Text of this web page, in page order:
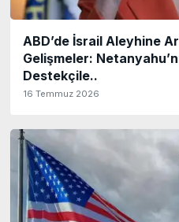
ABD’de İsrail Aleyhine
Gelişmeler:
Destekçile..
16 Temmuz 2026